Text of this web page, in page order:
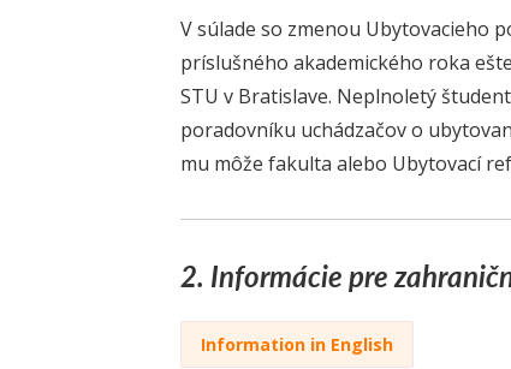
V súlade so zmenou Ubytovacieho
príslušného akademického roka
STU v Bratislave. Neplnoletý
poradovníku uchádzačov o
mu môže fakulta alebo Ubytovací
2. Informácie pre
Information in English